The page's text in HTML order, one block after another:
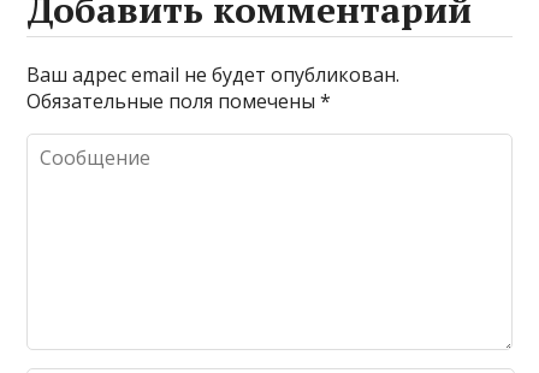
Ваш адрес email не будет опубликован.
Обязательные поля помечены*